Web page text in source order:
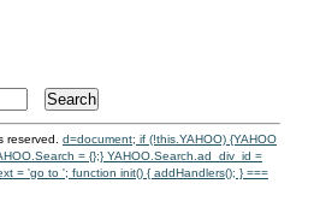
reserved.
d=document; if (!this.YAHOO) {YAHOO
= {};} YAHOO.Search.ad_div_id =
= 'go to '; function init() { addHandlers(); } ===